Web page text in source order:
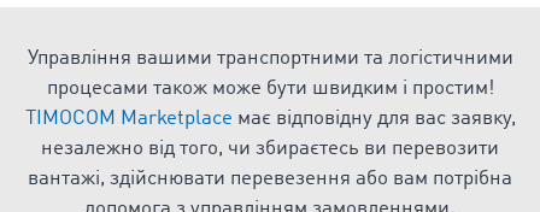
Управління вашими транспортними та логістичними
процесами також може бути швидким і простим!
TIMOCOM Marketplace має відповідну для вас заявку,
незалежно від того, чи збираєтесь ви перевозити
вантажі, здійснювати перевезення або вам потрібна